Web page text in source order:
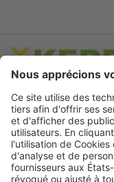
Evènements
Newsletter
Termes d'utilisation